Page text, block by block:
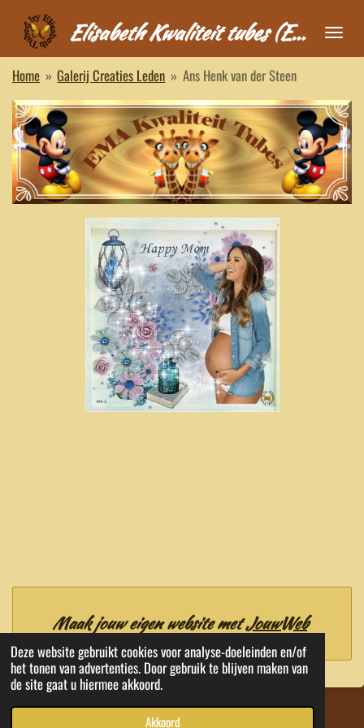
Deze website gebruikt cookies voor analyse-doeleinden en/of
het tonen van advertenties. Door gebruik te blijven maken van
de site gaat u hiermee akkoord.
Akkoord
direct
naar
de
hoofdinhoud
Elisabeth Kwaliteit tubes (EMA)
Home » Galerij Creaties Leden » Ans Henk van der Steen
Maak jouw eigen website met JouwWeb
© 2020 - 2026 EMA Kwaliteit Tubes